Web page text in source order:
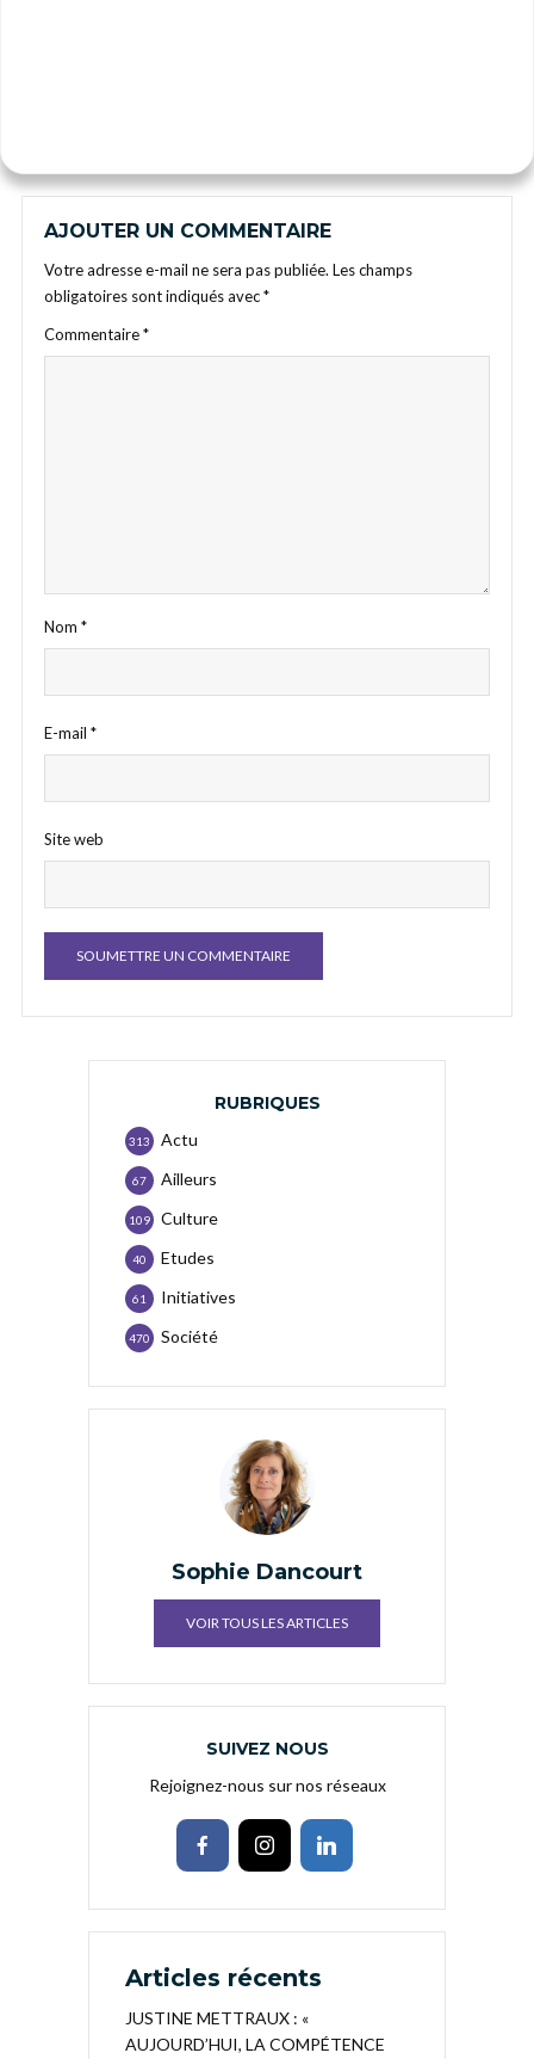
AJOUTER UN COMMENTAIRE
Votre adresse e-mail ne sera pas publiée. Les champs
obligatoires sont indiqués avec*
Commentaire*
Nom *
E-mail *
Site web
RUBRIQUES
Actu
313
Ailleurs
67
Culture
109
Etudes
40
Initiatives
61
Société
470
Sophie Dancourt
VOIR TOUS LES ARTICLES
SUIVEZ NOUS
Rejoignez-nous sur nos réseaux
Articles récents
JUSTINE METTRAUX : «
AUJOURD’HUI, LA COMPÉTENCE